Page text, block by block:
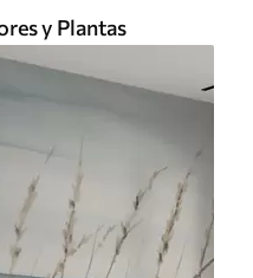
y Plantas